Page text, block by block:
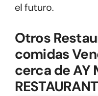
el futuro.
Otros
comidas
cerca de AY